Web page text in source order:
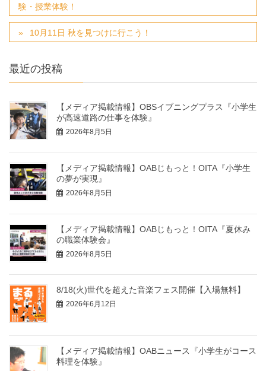
験・授業体験！
10月11日 秋を見つけに行こう！
最近の投稿
【メディア掲載情報】OBSイブニングプラス『小学生
が高速道路の仕事を体験』
2026年8月5日
【メディア掲載情報】OABじもっと！OITA『小学生
の夢が実現』
2026年8月5日
【メディア掲載情報】OABじもっと！OITA『夏休み
の職業体験会』
2026年8月5日
8/18(火)世代を超えた音楽フェス開催【入場無料】
2026年6月12日
【メディア掲載情報】OABニュース『小学生がコース
料理を体験』